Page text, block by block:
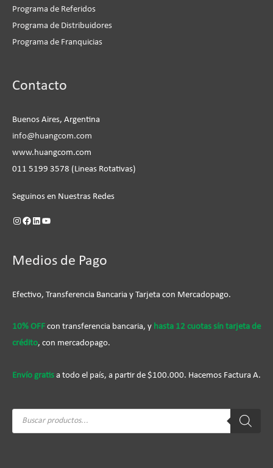
Programa de Referidos
Programa de Distribuidores
Programa de Franquicias
Contacto
Buenos Aires, Argentina
info@huangcom.com
www.huangcom.com
011 5199 3578 (Lineas Rotativas)
Seguinos en Nuestras Redes
Medios de Pago
Efectivo, Transferencia Bancaria y Tarjeta con Mercadopago.
10% OFF con transferencia bancaria, y hasta 12 cuotas sín tarjeta de
crédito, con mercadopago.
Envío gratis a todo el país, a partir de $100.000. Hacemos Factura A.
Búsqueda